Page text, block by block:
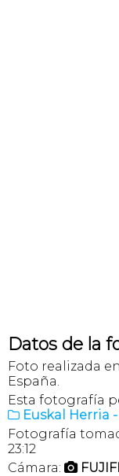
Datos de la
Foto realizada
España.
Esta fotografía
 Euskal Herria
Fotografía
23:12
Cámara: 